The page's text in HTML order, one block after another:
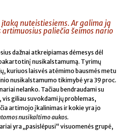
nuteistiesiems. Ar galima ją
paliečia šeimos nario
dažnai atkreipiamas dėmesys dėl
nusikalstamumą. Tyrimų
kuriuos laisvės atėmimo bausmės metu
nusikalstamumo tikimybė yra 39 proc.
nelanko. Tačiau bendraudami su
giliau suvokdami jų problemas,
artimojo įkalinimas ir kokie yra jo
nusikaltimo aukos.
yra „pasislėpusi“ visuomenės grupė,